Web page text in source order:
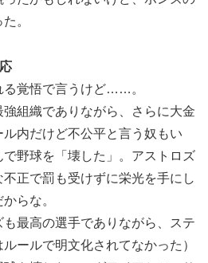
。
る覚悟で言うけど……。
強組織でありながら、さらに大金
ル内だけど不公平と言う奴もい
で野球を「壊した」。アストロズ
正で罰も受けずに栄光を手にし
らな。
最高の選手でありながら、ステ
ールで明文化されてなかった）